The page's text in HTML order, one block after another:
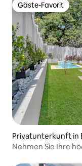
Gäste-Favorit
Gäste-Favorit
Privatunterkunft in
Nehmen Sie Ihre